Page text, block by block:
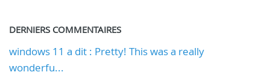
DERNIERS COMMENTAIRES
windows 11 a dit : Pretty! This was a really
wonderfu...